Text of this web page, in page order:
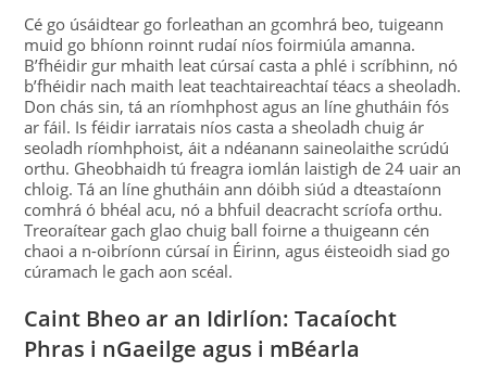
Cé go úsáidtear go forleathan an gcomhrá beo, tuigeann
muid go bhíonn roinnt rudaí níos foirmiúla amanna.
B’fhéidir gur mhaith leat cúrsaí casta a phlé i scríbhinn, nó
b’fhéidir nach maith leat teachtaireachtaí téacs a sheoladh.
Don chás sin, tá an ríomhphost agus an líne ghutháin fós
ar fáil. Is féidir iarratais níos casta a sheoladh chuig ár
seoladh ríomhphoist, áit a ndéanann saineolaithe scrúdú
orthu. Gheobhaidh tú freagra iomlán laistigh de 24 uair an
chloig. Tá an líne ghutháin ann dóibh siúd a dteastaíonn
comhrá ó bhéal acu, nó a bhfuil deacracht scríofa orthu.
Treoraítear gach glao chuig ball foirne a thuigeann cén
chaoi a n-oibríonn cúrsaí in Éirinn, agus éisteoidh siad go
cúramach le gach aon scéal.
Caint Bheo ar an Idirlíon: Tacaíocht
Phras i nGaeilge agus i mBéarla